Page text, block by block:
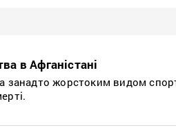
в Афганістані
занадто жорстоким видом